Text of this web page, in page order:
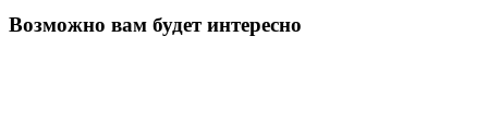
Возможно вам будет интересно